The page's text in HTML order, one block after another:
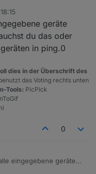
Timestamp wie auf
Rahmen so wie in
geräte
du das oder
in ping.0
dies in der Überschrift des
das Voting rechts unten
Tools: PicPick
0
eingegebene geräte